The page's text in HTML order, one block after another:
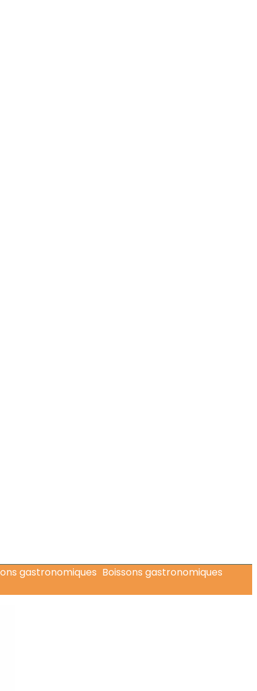
Boissons gastronomiques